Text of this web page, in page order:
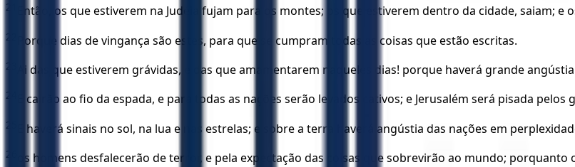
21 Então, os que estiverem na Judéia fujam para os montes; os que estiverem dentro da cidade, saiam;
22 Porque dias de vingança são estes, para que se cumpram todas as coisas que estão escritas.
23 Ai das que estiverem grávidas, e das que amamentarem naqueles dias! porque haverá grande
24 E cairão ao fio da espada, e para todas as nações serão levados cativos; e Jerusalém será pisada
25 E haverá sinais no sol, na lua e nas estrelas; e sobre a terra haverá angústia das nações em
26 os homens desfalecerão de terror, e pela expectação das coisas que sobrevirão ao mundo;